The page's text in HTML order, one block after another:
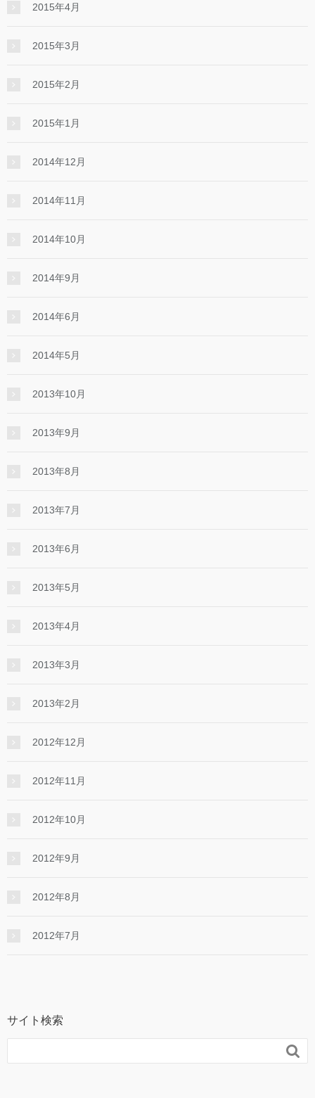
2015年4月
2015年3月
2015年2月
2015年1月
2014年12月
2014年11月
2014年10月
2014年9月
2014年6月
2014年5月
2013年10月
2013年9月
2013年8月
2013年7月
2013年6月
2013年5月
2013年4月
2013年3月
2013年2月
2012年12月
2012年11月
2012年10月
2012年9月
2012年8月
2012年7月
サイト検索
